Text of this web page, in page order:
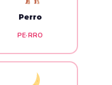
Perro
PE·RRO